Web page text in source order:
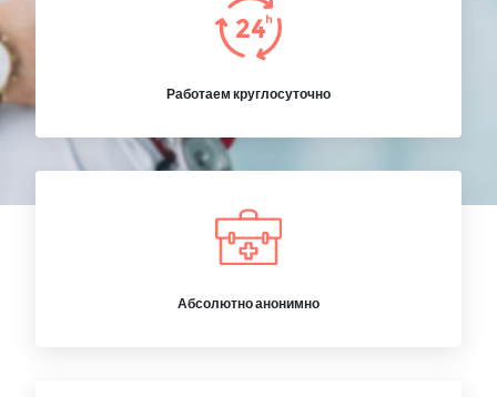
Работаем круглосуточно
Абсолютно анонимно